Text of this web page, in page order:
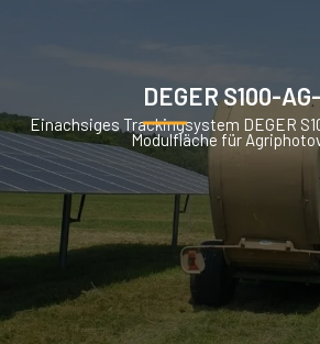
DEGER S100-
Einachsiges Trackingsystem DEGER
Modulfläche für